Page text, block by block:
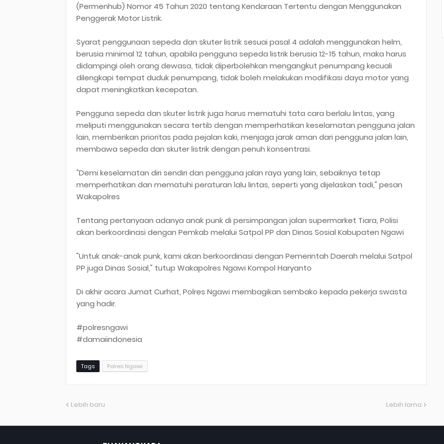
(Permenhub) Nomor 45 Tahun 2020 tentang Kendaraan Tertentu dengan Menggunakan
Penggerak Motor Listrik.
Syarat penggunaan sepeda dan skuter listrik sesuai pasal 4 adalah menggunakan helm,
berusia minimal 12 tahun, apabila pengguna sepeda listrik berusia 12-15 tahun, maka harus
didampingi oleh orang dewasa, tidak diperbolehkan mengangkut penumpang kecuali
dilengkapi tempat duduk penumpang, tidak boleh melakukan modifikasi daya motor yang
dapat meningkatkan kecepatan.
Pengguna sepeda dan skuter listrik juga harus mematuhi tata cara berlalu lintas, yang
meliputi menggunakan secara tertib dengan memperhatikan keselamatan pengguna jalan
lain, memberikan prioritas pada pejalan kaki, menjaga jarak aman dari pengguna jalan lain,
membawa sepeda dan skuter listrik dengan penuh konsentrasi.
"Demi keselamatan diri sendiri dan pengguna jalan raya yang lain, sebaiknya tetap
memperhatikan dan mematuhi peraturan lalu lintas, seperti yang dijelaskan tadi," pesan
Wakapolres
Tentang pertanyaan adanya anak punk di persimpangan jalan supermarket Tiara, Polisi
akan berkoordinasi dengan Pemkab melalui Satpol PP dan Dinas Sosial Kabupaten Ngawi
"Untuk anak-anak punk, kami akan berkoordinasi dengan Pemerintah Daerah melalui Satpol
PP juga Dinas Sosial," tutup Wakapolres Ngawi Kompol Haryanto
Di akhir acara Jumat Curhat, Polres Ngawi membagikan sembako kepada pekerja swasta
yang hadir.
#polresngawi
#damaiindonesia
Tags Polres Ngawi
Lebih baru Lebih lama